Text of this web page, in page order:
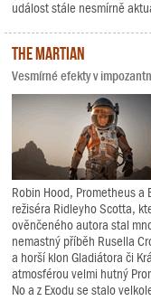
událost stále nesmírně
The Martian
Vesmírné efekty v
Robin Hood, Prometheus a
režiséra Ridleyho Scotta,
ověnčeného autora stal
nemastný příběh Rusella
a horší klon Gladiátora či
atmosférou velmi hutný
No a z Exodu se stalo